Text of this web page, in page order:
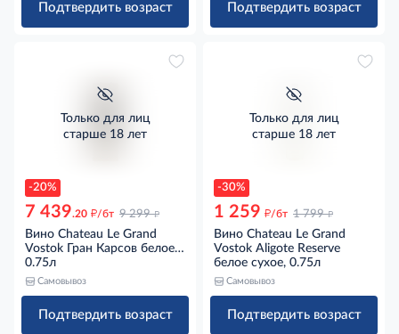
Подтвердить возраст Подтвердить возраст
-20%
Только для лиц
старше 18 лет
7 439.20 д/бт 9 299 д
Вино Chateau Le Grand
Vostok Гран Карсов белое
сухое в подарочной
упаковке, 0.75л
0.75л
Самовывоз
Подтвердить возраст
-30%
Только для лиц
старше 18 лет
1 259 д/бт 1 799 д
Вино Chateau Le Grand
Vostok Aligote Reserve
белое сухое, 0.75л
Самовывоз
Подтвердить возраст